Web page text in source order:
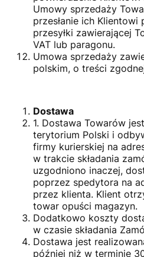
Umowy sprzedaży
przesłanie ich Klientowi
przesyłki zawierającej
VAT lub paragonu.
Umowa sprzedaży
polskim, o treści
Dostawa
1. Dostawa Towarów
terytorium Polski i
firmy kurierskiej na
w trakcie składania
uzgodniono inaczej,
poprzez spedytora na
przez klienta. Klient
towar opuści magazyn.
Dodatkowo koszty
w czasie składania
Dostawa jest
później niż w terminie